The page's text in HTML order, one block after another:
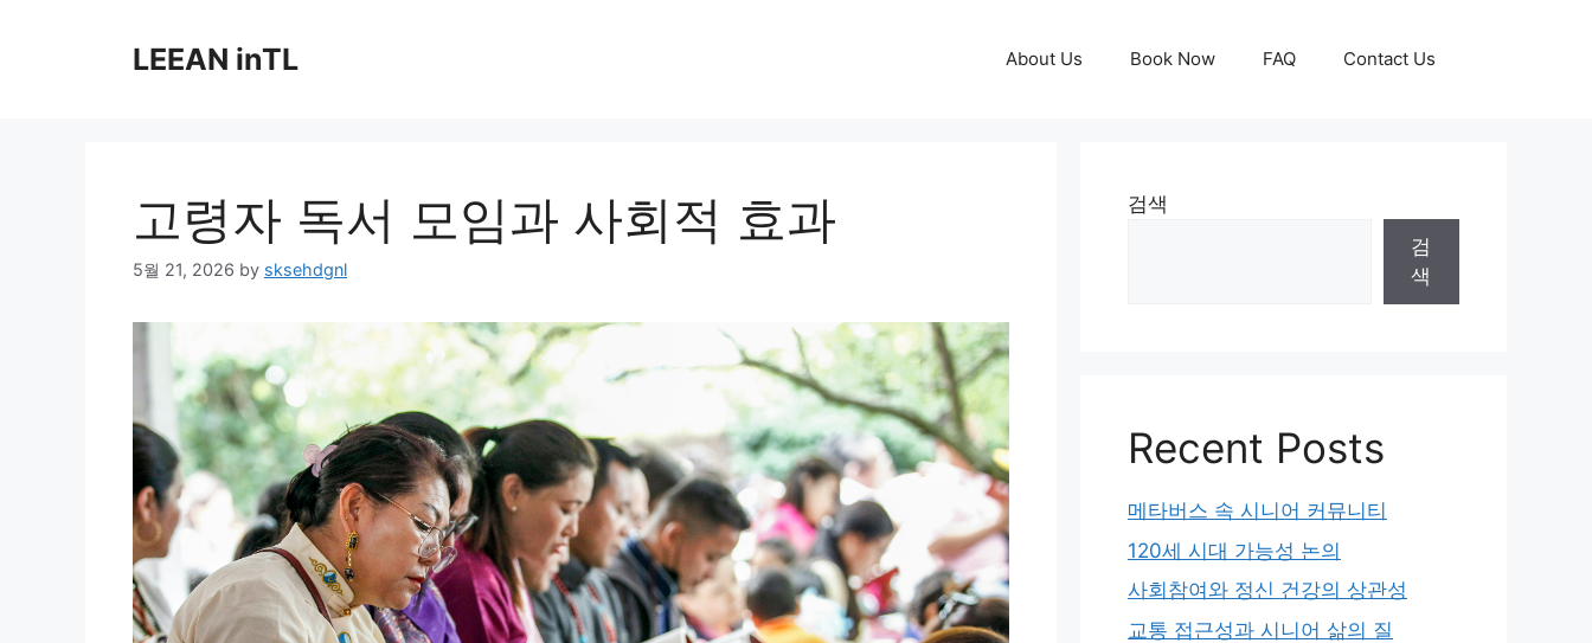
LEEAN inTL About Us Book Now FAQ Contact Us
고령자 독서 모임과 사회적 효과
5월 21, 2026 by sksehdgnl
검색
검
색
Recent Posts
메타버스 속 시니어 커뮤니티
120세 시대 가능성 논의
사회참여와 정신 건강의 상관성
교통 접근성과 시니어 삶의 질